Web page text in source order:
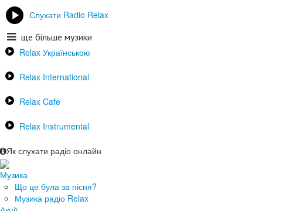
Слухати Radio Relax
ще більше музики
Relax Українською
Relax International
Relax Cafe
Relax Instrumental
Як слухати радіо онлайн
Музика
Що це була за пісня?
Музика радіо Relax